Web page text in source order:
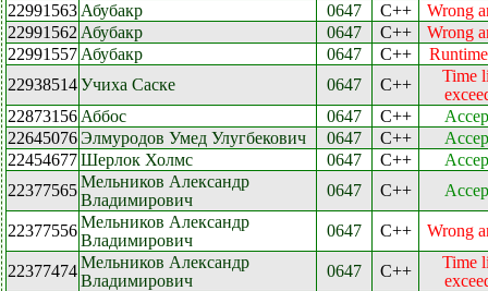
22991563 Абубакр 0647 C++
Wrong
22991562 Абубакр 0647 C++
Wrong
22991557 Абубакр 0647 C++
22938514Учиха Саске 0647 C++
Time
22873156 Аббос 0647 C++
22645076 Элмуродов Умед Улугбекович 0647 C++
22454677Шерлок Холмс 0647 C++
22377565Мельников Александр
Владимирович
0647 C++
22377556Мельников Александр
Владимирович
0647 C++ Wrong
22377474Мельников Александр
Владимирович
0647 C++
Time